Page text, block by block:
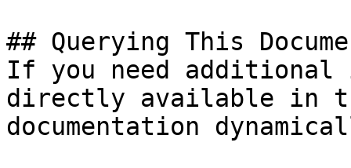
## Querying This
If you need
directly available in
documentation